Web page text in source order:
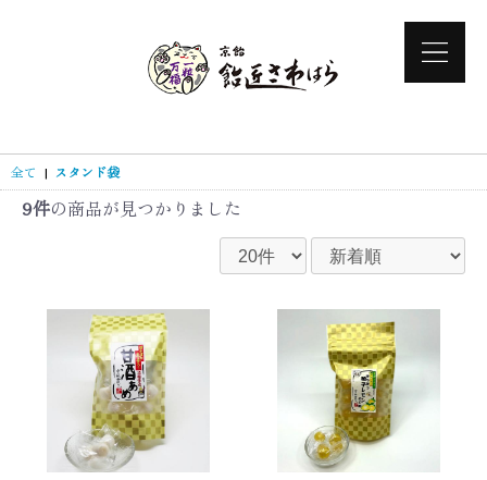
全て | スタンド袋
9件の商品が見つかりました